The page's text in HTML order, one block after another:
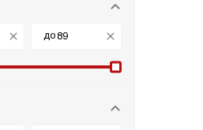
до